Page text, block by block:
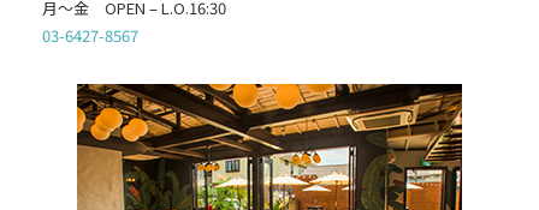
月～金 OPEN – L.O.16:30
03-6427-8567